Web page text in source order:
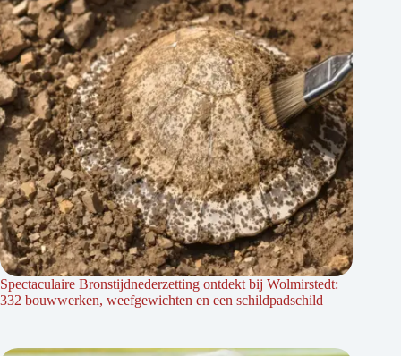
Spectaculaire Bronstijdnederzetting ontdekt bij Wolmirstedt:
332 bouwwerken, weefgewichten en een schildpadschild